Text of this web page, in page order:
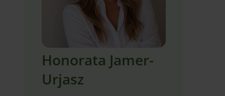
Honorata Jamer-
Urjasz